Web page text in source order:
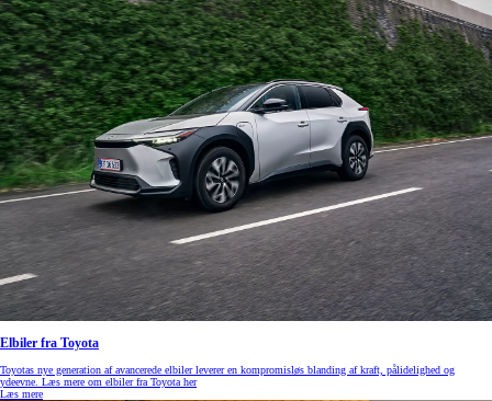
Elbiler fra Toyota
Toyotas nye generation af avancerede elbiler leverer en kompromisløs blanding af kraft, pålidelighed og
ydeevne. Læs mere om elbiler fra Toyota her
Læs mere